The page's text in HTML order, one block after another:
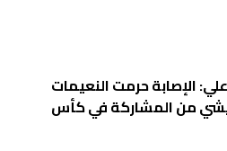
علي: الإصابة حرمت النعيمات
من المشاركة في كأس